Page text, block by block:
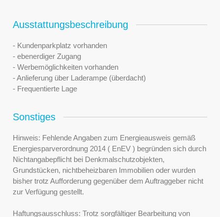
Ausstattungsbeschreibung
- Kundenparkplatz vorhanden
- ebenerdiger Zugang
- Werbemöglichkeiten vorhanden
- Anlieferung über Laderampe (überdacht)
- Frequentierte Lage
Sonstiges
Hinweis: Fehlende Angaben zum Energieausweis gemäß
Energiesparverordnung 2014 ( EnEV ) begründen sich durch
Nichtangabepflicht bei Denkmalschutzobjekten,
Grundstücken, nichtbeheizbaren Immobilien oder wurden
bisher trotz Aufforderung gegenüber dem Auftraggeber nicht
zur Verfügung gestellt.
Haftungsausschluss: Trotz sorgfältiger Bearbeitung von